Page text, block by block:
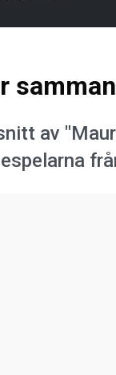
av